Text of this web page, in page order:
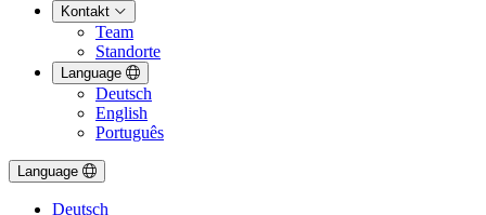
Kontakt
Team
Standorte
Language
Deutsch
English
Português
Language
Deutsch